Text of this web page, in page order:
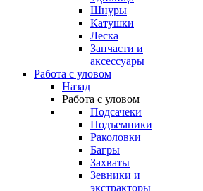
Шнуры
Катушки
Леска
Запчасти и
аксессуары
Работа с уловом
Назад
Работа с уловом
Подсачеки
Подъемники
Раколовки
Багры
Захваты
Зевники и
экстракторы